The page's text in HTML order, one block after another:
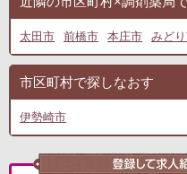
太田市 前橋市 本庄市 みど
市区町村で探しなおす
伊勢崎市